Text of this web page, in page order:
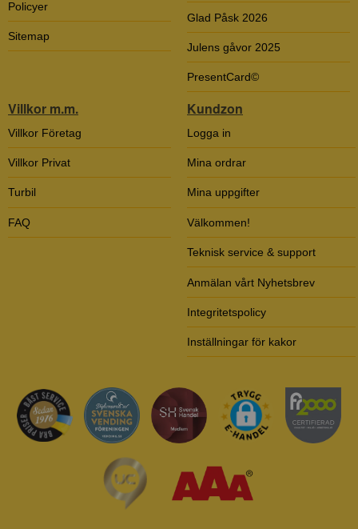
Policyer
Sitemap
Glad Påsk 2026
Julens gåvor 2025
PresentCard©
Villkor m.m.
Villkor Företag
Villkor Privat
Turbil
FAQ
Kundzon
Logga in
Mina ordrar
Mina uppgifter
Välkommen!
Teknisk service & support
Anmälan vårt Nyhetsbrev
Integritetspolicy
Inställningar för kakor